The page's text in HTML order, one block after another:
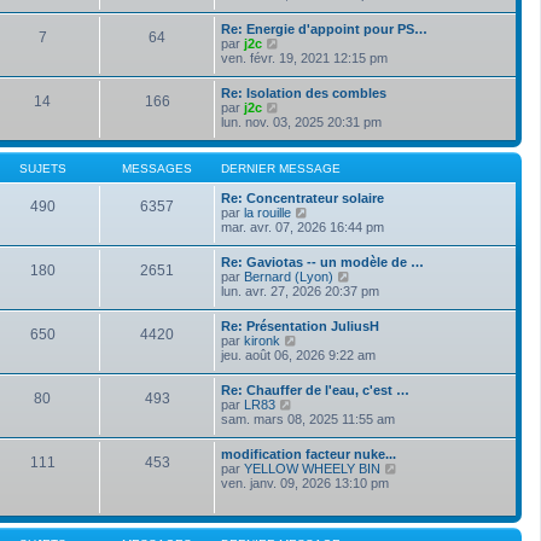
s
s
a
e
e
r
m
e
s
s
a
e
r
n
e
r
m
e
s
s
a
e
l
e
d
e
r
e
r
m
e
s
s
a
g
7 64
Re: Energie d'appoint pour PS…
par j2c
o
r
l
e
d
e
r
n
i
e
r
m
e
s
s
a
g
ven. févr. 19, 2021 12:15 pm
14 166
Re: Isolation des combles
par j2c
o
r
l
d
e
r
n
i
e
r
m
e
s
s
a
lun. nov. 03, 2025 20:31 pm
SUJETS MESSAGES DERNIER MESSAGE
490 6357
Re: Concentrateur solaire
par la rouille
o
l
e
d
e
r
i
e
r
m
e
s
s
a
g
e
mar. avr. 07, 2026 16:44 pm
180 2651
Re: Gaviotas -- un modèle de …
par Bernard (Lyon)
o
r
l
e
d
e
r
i
e
r
m
e
s
a
lun. avr. 27, 2026 20:37 pm
650 4420
Re: Présentation JuliusH
par kironk
o
l
e
d
e
r
n
r
m
jeu. août 06, 2026 9:22 am
80 493
Re: Chauffer de l'eau, c'est …
par LR83
o
l
e
d
r
n
sam. mars 08, 2025 11:55 am
111 453
modification facteur nuke...
par YELLOW WHEELY BIN
l
ven. janv. 09, 2026 13:10 pm